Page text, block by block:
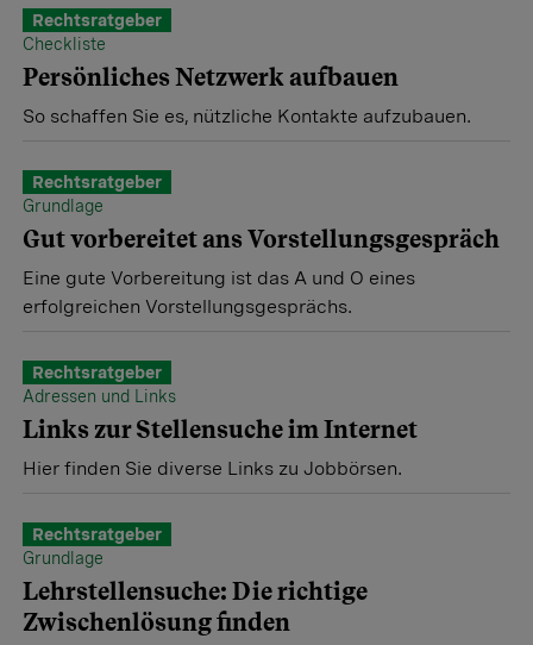
Rechtsratgeber
Checkliste
Persönliches Netzwerk aufbauen
So schaffen Sie es, nützliche Kontakte aufzubauen.
Rechtsratgeber
Grundlage
Gut vorbereitet ans Vorstellungsgespräch
Eine gute Vorbereitung ist das A und O eines
erfolgreichen Vorstellungsgesprächs.
Rechtsratgeber
Adressen und Links
Links zur Stellensuche im Internet
Hier finden Sie diverse Links zu Jobbörsen.
Rechtsratgeber
Grundlage
Lehrstellensuche: Die richtige
Zwischenlösung finden